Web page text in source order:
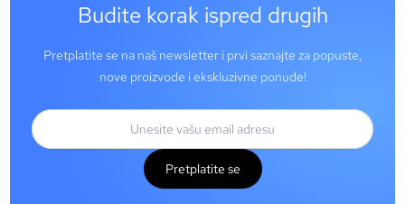
Budite korak ispred drugih
Pretplatite se na naš newsletter i prvi saznajte za popuste,
nove proizvode i ekskluzivne ponude!
Pretplatite se